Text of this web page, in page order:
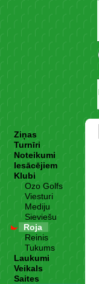
Ziņas
Turnīri
Noteikumi
Iesācējiem
Klubi
Ozo Golfs
Viesturi
Mediju
Sieviešu
Roja
Reinis
Tukums
Laukumi
Veikals
Saites